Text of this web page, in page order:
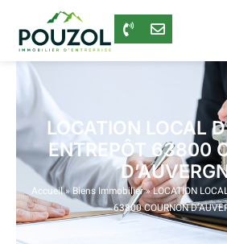
LOCATION LOCAL
ENTREPÔT 63800
Accueil»Biens Immobilier»LOCATION
63800 COURNON